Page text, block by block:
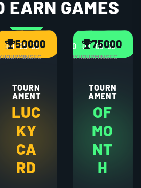
EARN GAMES
50000
00
HOUR
00
MIN
00
SEC
TOURN
AMENT
LUC
KY
CA
RD
75000
00
DAY
00
HOUR
00
MIN
00
SEC
TOURN
AMENT
OF
MO
NT
H